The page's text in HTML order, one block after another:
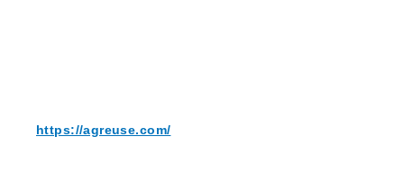
https://agreuse.com/